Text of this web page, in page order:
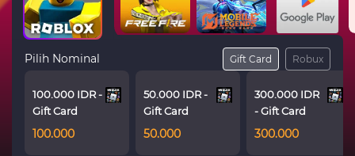
Pilih Nominal Gift Card Robux
100.000 IDR -
Gift Card
100.000
50.000 IDR -
Gift Card
50.000
300.000 IDR
- Gift Card
300.000